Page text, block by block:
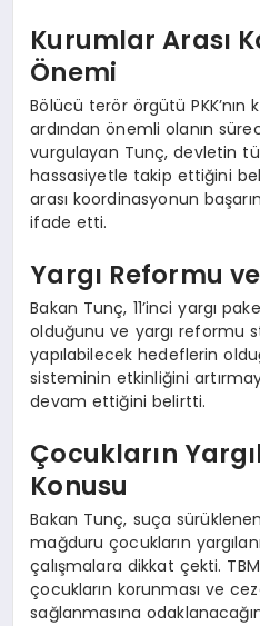
Kurumlar Arası
Önemi
Bölücü terör örgütü
ardından önemli olanın
vurgulayan Tunç, devletin
hassasiyetle takip ettiğini
arası koordinasyonun
ifade etti.
Yargı Reformu
Bakan Tunç, 11’inci yargı
olduğunu ve yargı reformu
yapılabilecek hedeflerin
sisteminin etkinliğini
devam ettiğini belirtti.
Çocukların
Konusu
Bakan Tunç, suça
mağduru çocukların
çalışmalara dikkat çekti.
çocukların korunması ve
sağlanmasına